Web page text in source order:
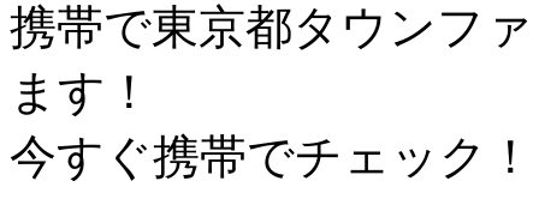
携帯で東京都タウンフ
ます！
今すぐ携帯でチェック！